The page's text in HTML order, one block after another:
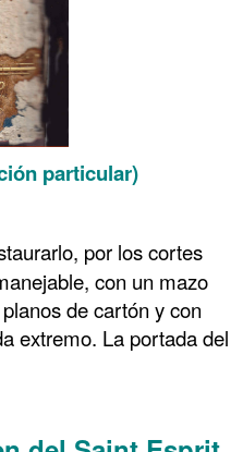
particular)
por los cortes
con un mazo
de cartón y con
extremo. La portada del